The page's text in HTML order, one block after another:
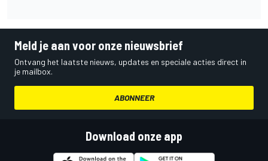
Meld je aan voor onze nieuwsbrief
Ontvang het laatste nieuws, updates en speciale acties direct in
je mailbox.
ABONNEER
Download onze app